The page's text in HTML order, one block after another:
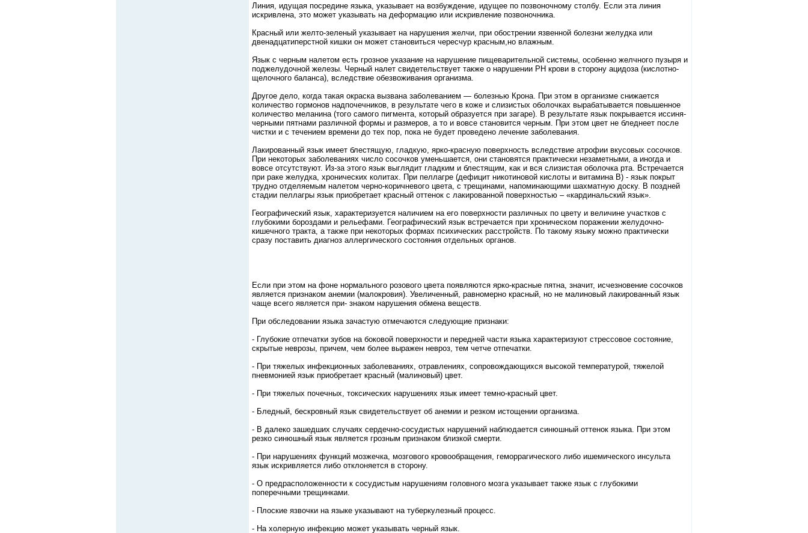
Линия, идущая посредине языка, указывает на возбуждение, идущее по позвоночному столбу. Если эта линия
искривлена, это может указывать на деформацию или искривление позвоночника.
Красный или желто-зеленый указывает на нарушения желчи, при обострении язвенной болезни желудка или
двенадцатиперстной кишки он может становиться чересчур красным,но влажным.
Язык с черным налетом есть грозное указание на нарушение пищеварительной системы, особенно желчного пузыря и
поджелудочной железы. Черный налет свидетельствует также о нарушении РН крови в сторону ацидоза (кислотно-
щелочного баланса), вследствие обезвоживания организма.
Другое дело, когда такая окраска вызвана заболеванием — болезнью Крона. При этом в организме снижается
количество гормонов надпочечников, в результате чего в коже и слизистых оболочках вырабатывается повышенное
количество меланина (того самого пигмента, который образуется при загаре). В результате язык покрывается иссиня-
черными пятнами различной формы и размеров, а то и вовсе становится черным. При этом цвет не бледнеет после
чистки и с течением времени до тех пор, пока не будет проведено лечение заболевания.
Лакированный язык имеет блестящую, гладкую, ярко-красную поверхность вследствие атрофии вкусовых сосочков.
При некоторых заболеваниях число сосочков уменьшается, они становятся практически незаметными, а иногда и
вовсе отсутствуют. Из-за этого язык выглядит гладким и блестящим, как и вся слизистая оболочка рта. Встречается
при раке желудка, хронических колитах. При пеллагре (дефицит никотиновой кислоты и витамина В) - язык покрыт
трудно отделяемым налетом черно-коричневого цвета, с трещинами, напоминающими шахматную доску. В поздней
стадии пеллагры язык приобретает красный оттенок с лакированной поверхностью – «кардинальский язык».
Географический язык, характеризуется наличием на его поверхности различных по цвету и величине участков с
глубокими бороздами и рельефами. Географический язык встречается при хроническом поражении желудочно-
кишечного тракта, а также при некоторых формах психических расстройств. По такому языку можно практически
сразу поставить диагноз аллергического состояния отдельных органов.
Если при этом на фоне нормального розового цвета появляются ярко-красные пятна, значит, исчезновение сосочков
является признаком анемии (малокровия). Увеличенный, равномерно красный, но не малиновый лакированный язык
чаще всего является при- знаком нарушения обмена веществ.
При обследовании языка зачастую отмечаются следующие признаки:
- Глубокие отпечатки зубов на боковой поверхности и передней части языка характеризуют стрессовое состояние,
скрытые неврозы, причем, чем более выражен невроз, тем четче отпечатки.
- При тяжелых инфекционных заболеваниях, отравлениях, сопровождающихся высокой температурой, тяжелой
пневмонией язык приобретает красный (малиновый) цвет.
- При тяжелых почечных, токсических нарушениях язык имеет темно-красный цвет.
- Бледный, бескровный язык свидетельствует об анемии и резком истощении организма.
- В далеко зашедших случаях сердечно-сосудистых нарушений наблюдается синюшный оттенок языка. При этом
резко синюшный язык является грозным признаком близкой смерти.
- При нарушениях функций мозжечка, мозгового кровообращения, геморрагического либо ишемического инсульта
язык искривляется либо отклоняется в сторону.
- О предрасположенности к сосудистым нарушениям головного мозга указывает также язык с глубокими
поперечными трещинками.
- Плоские язвочки на языке указывают на туберкулезный процесс.
- На холерную инфекцию может указывать черный язык.